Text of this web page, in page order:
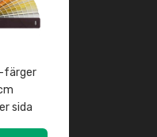
färger
sida